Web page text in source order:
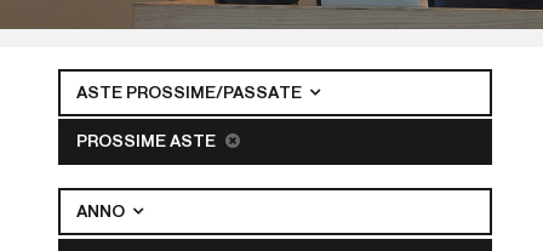
ASTE PROSSIME/PASSATE
PROSSIME ASTE
ANNO